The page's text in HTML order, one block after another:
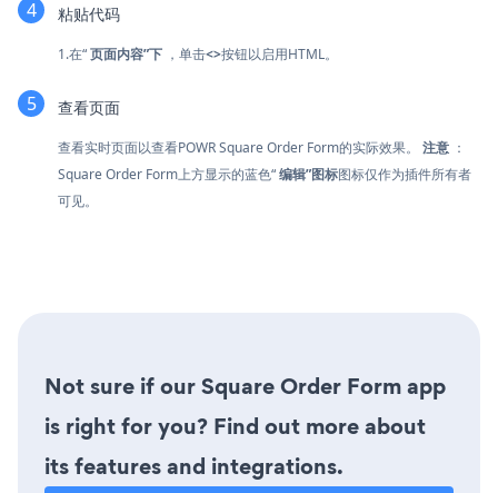
粘贴代码
1.在“页面内容”下 ，单击<>按钮以启用HTML。
查看页面
查看实时页面以查看POWR Square Order Form的实际效果。 注意 ：
Square Order Form上方显示的蓝色“编辑”图标图标仅作为插件所有者
可见。
Not sure if our Square Order Form app
is right for you? Find out more about
its features and integrations.